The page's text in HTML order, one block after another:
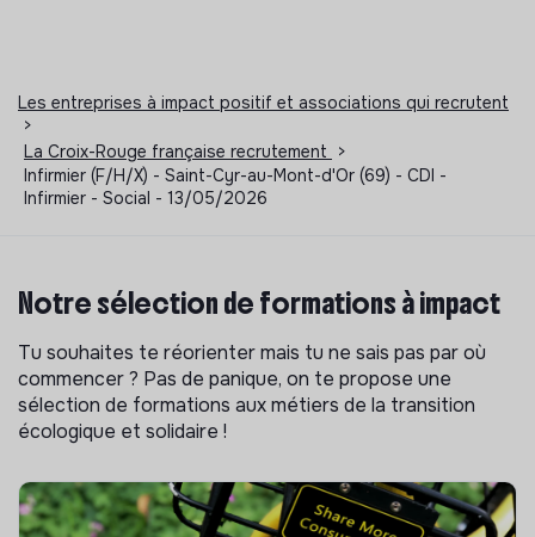
Les entreprises à impact positif et associations qui recrutent
>
La Croix-Rouge française recrutement
>
Infirmier (F/H/X) - Saint-Cyr-au-Mont-d'Or (69) - CDI -
Infirmier - Social - 13/05/2026
Notre sélection de formations à impact
Tu souhaites te réorienter mais tu ne sais pas par où
commencer ? Pas de panique, on te propose une
sélection de formations aux métiers de la transition
écologique et solidaire !